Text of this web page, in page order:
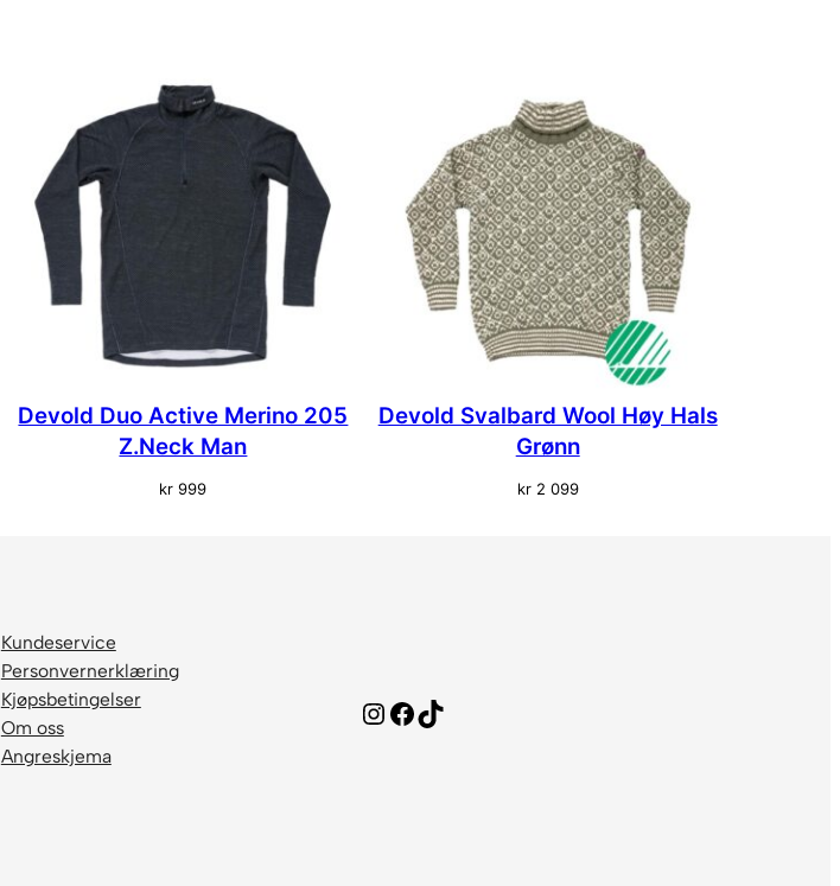
Devold Duo Active Merino 205
Z.Neck Man
kr 999
Devold Svalbard Wool Høy Hals
Grønn
kr2 099
Kundeservice
Personvernerklæring
Kjøpsbetingelser
Om oss
Angreskjema
InstagramFacebook TikTok